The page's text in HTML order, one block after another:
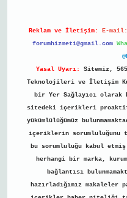
Reklam ve İletişim: E-
forumhizmeti@gmail.com
Yasal Uyarı:
Sitemiz,
Teknolojileri ve İletişim
bir Yer Sağlayıcı olarak
sitedeki içerikleri proaktif
yükümlülüğümüz
içeriklerin sorumluluğunu
bu sorumluluğu kabul
herhangi bir marka,
bağlantısı
hazırladığımız makaleler